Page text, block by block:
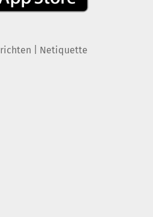
Netiquette